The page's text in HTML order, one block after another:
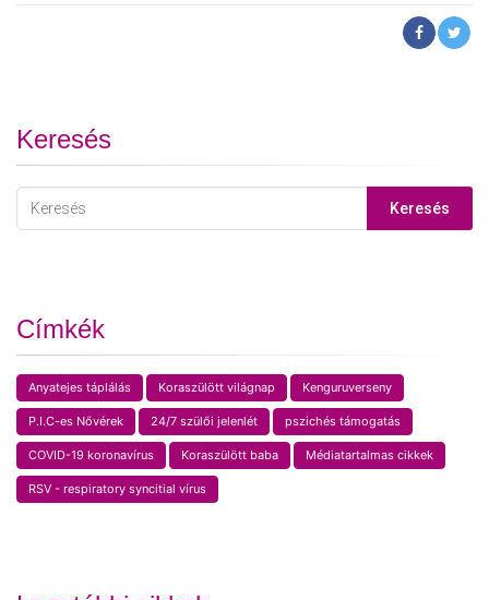
Keresés
Keresés
Címkék
Anyatejes táplálás Koraszülött világnap Kenguruverseny
P.I.C-es Nővérek 24/7 szülői jelenlét pszichés támogatás
COVID-19 koronavírus Koraszülött baba Médiatartalmas cikkek
RSV - respiratory syncitial vírus